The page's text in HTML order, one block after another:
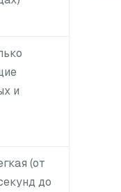
и
(от
до